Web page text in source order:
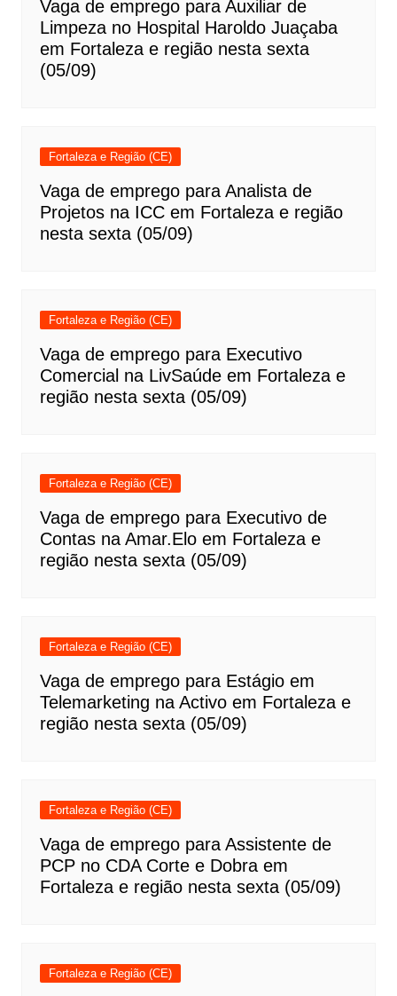
Vaga de emprego para Auxiliar de
Limpeza no Hospital Haroldo Juaçaba
em Fortaleza e região nesta sexta
(05/09)
Fortaleza e Região (CE)
Vaga de emprego para Analista de
Projetos na ICC em Fortaleza e região
nesta sexta (05/09)
Fortaleza e Região (CE)
Vaga de emprego para Executivo
Comercial na LivSaúde em Fortaleza e
região nesta sexta (05/09)
Fortaleza e Região (CE)
Vaga de emprego para Executivo de
Contas na Amar.Elo em Fortaleza e
região nesta sexta (05/09)
Fortaleza e Região (CE)
Vaga de emprego para Estágio em
Telemarketing na Activo em Fortaleza e
região nesta sexta (05/09)
Fortaleza e Região (CE)
Vaga de emprego para Assistente de
PCP no CDA Corte e Dobra em
Fortaleza e região nesta sexta (05/09)
Fortaleza e Região (CE)